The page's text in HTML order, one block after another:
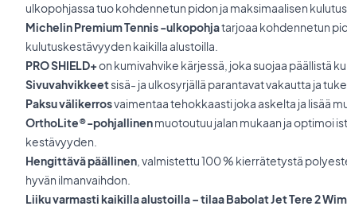
ulkopohjassa tuo kohdennetun pidon ja maksimaalisen
Michelin Premium Tennis -ulkopohjatarjoaa kohdennetun
kulutuskestävyyden kaikilla alustoilla.
PRO SHIELD+on kumivahvike kärjessä, joka suojaa päällistä
Sivuvahvikkeetsisä- ja ulkosyrjällä parantavat vakautta ja
Paksu välikerrosvaimentaa tehokkaasti joka askelta ja lisää
OrthoLite®-pohjallinenmuotoutuu jalan mukaan ja optimoi
kestävyyden.
Hengittävä päällinen , valmistettu 100 % kierrätetystä
hyvän ilmanvaihdon.
Liiku varmasti kaikilla alustoilla – tilaa Babolat Jet Tere 2